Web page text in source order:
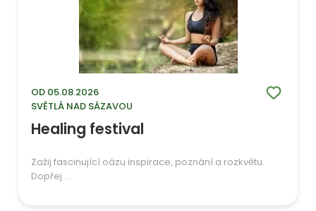
OD 05.08.2026
SVĚTLÁ NAD SÁZAVOU
Healing festival
Zažij fascinující oázu inspirace, poznání a rozkvětu.
Dopřej ...